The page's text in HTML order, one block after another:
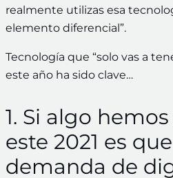
realmente utilizas esa
elemento diferencial”.
Tecnología que “solo vas a
este año ha sido clave…
1. Si algo
este 2021 es
demanda de